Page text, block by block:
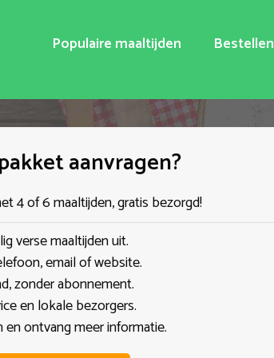
Populaire maaltijden Bestellen
aanvragen?
4 of 6 maaltijden, gratis bezorgd!
verse maaltijden uit.
email of website.
zonder abonnement.
en lokale bezorgers.
ontvang meer informatie.